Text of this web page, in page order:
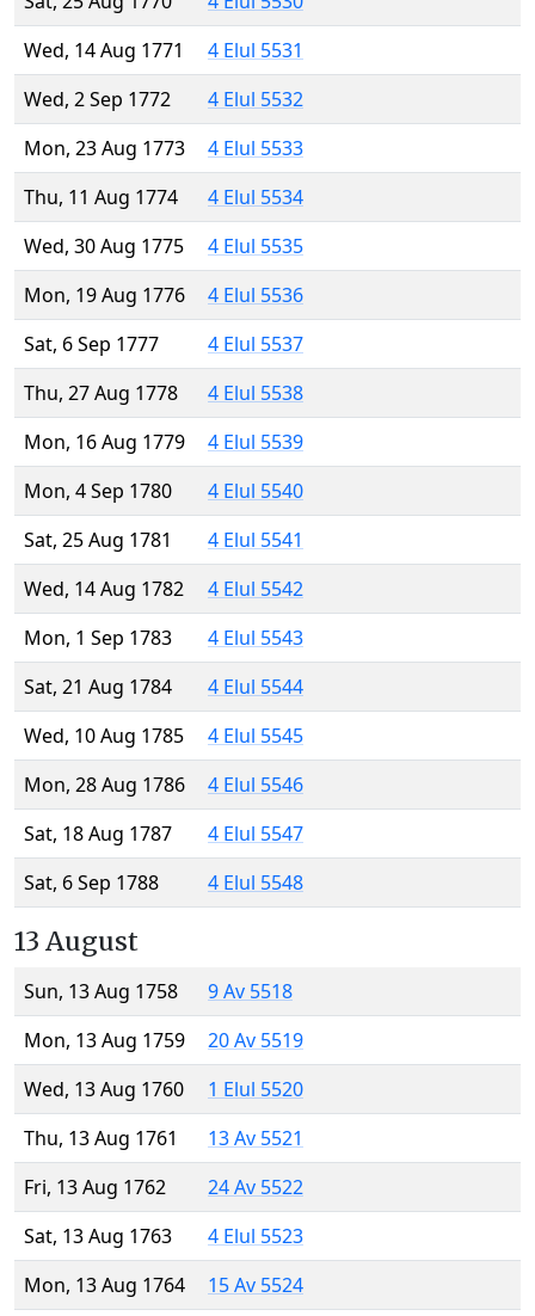
Wed, 14 Aug 1771
4 Elul 5531
Wed, 2 Sep 1772
4 Elul 5532
Mon, 23 Aug 1773
4 Elul 5533
Thu, 11 Aug 1774
4 Elul 5534
Wed, 30 Aug 1775
4 Elul 5535
Mon, 19 Aug 1776
4 Elul 5536
Sat, 6 Sep 1777
4 Elul 5537
Thu, 27 Aug 1778
4 Elul 5538
Mon, 16 Aug 1779
4 Elul 5539
Mon, 4 Sep 1780
4 Elul 5540
Sat, 25 Aug 1781
4 Elul 5541
Wed, 14 Aug 1782
4 Elul 5542
Mon, 1 Sep 1783
4 Elul 5543
Sat, 21 Aug 1784
4 Elul 5544
Wed, 10 Aug 1785
4 Elul 5545
Mon, 28 Aug 1786
4 Elul 5546
Sat, 18 Aug 1787
4 Elul 5547
Sat, 6 Sep 1788
4 Elul 5548
13 August
Sun, 13 Aug 1758
9 Av 5518
Mon, 13 Aug 1759
20 Av 5519
Wed, 13 Aug 1760
1 Elul 5520
Thu, 13 Aug 1761
13 Av 5521
Fri, 13 Aug 1762
24 Av 5522
Sat, 13 Aug 1763
4 Elul 5523
Mon, 13 Aug 1764
15 Av 5524